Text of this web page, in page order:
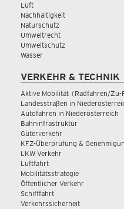
Luft
Nachhaltigkeit
Naturschutz
Umweltrecht
Umweltschutz
Wasser
VERKEHR & TECHNIK
Aktive Mobilität (Radfahren/Zu-
Landesstraßen in
Autofahren in Niederösterreich
Bahninfrastruktur
Güterverkehr
KFZ-Überprüfung &
LKW Verkehr
Luftfahrt
Mobilitätsstrategie
Öffentlicher Verkehr
Schifffahrt
Verkehrssicherheit